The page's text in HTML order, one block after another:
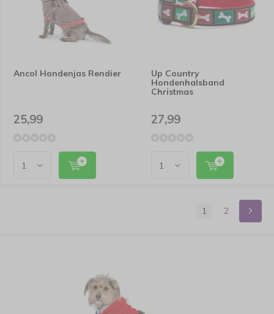
Ancol Hondenjas Rendier
25,99
Up Country
Hondenhalsband
Christmas
27,99
1 2